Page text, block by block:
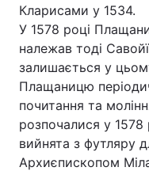
Кларисами у 1534.
У 1578 році
належав тоді
залишається у
Плащаницю
почитання та
розпочалися у
вийнята з футляру
Архиєпископом